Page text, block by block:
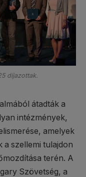
díjazottak.
átadták a
intézmények,
amelyek
a szellemi tulajdon
terén. A
Szövetség, a